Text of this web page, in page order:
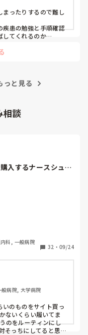
まったりするので難し
疾患の勉強と手順確認
してくれるのか
っと見る
相談
入するナースシュー
してる靴)っていく
」。
えたくない思いがあ
上は出せない」っ
！とびっくりしたの
科, 一般病院
32 ・ 09/24
病院, 大学病院
のものをサイト買っ
ないくらい履いてま
のをルーティンにし
そっちにしてると思う